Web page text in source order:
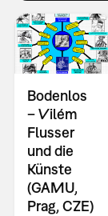
Bodenlos
– Vilém
Flusser
und die
Künste
(GAMU,
Prag, CZE)